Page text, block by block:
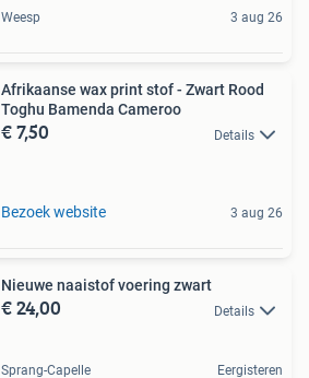
Weesp 3 aug 26
Afrikaanse wax print stof - Zwart Rood
Toghu Bamenda Cameroo
€ 7,50 Details
Bezoek website 3 aug 26
Nieuwe naaistof voering zwart
€ 24,00 Details
Sprang-Capelle Eergisteren